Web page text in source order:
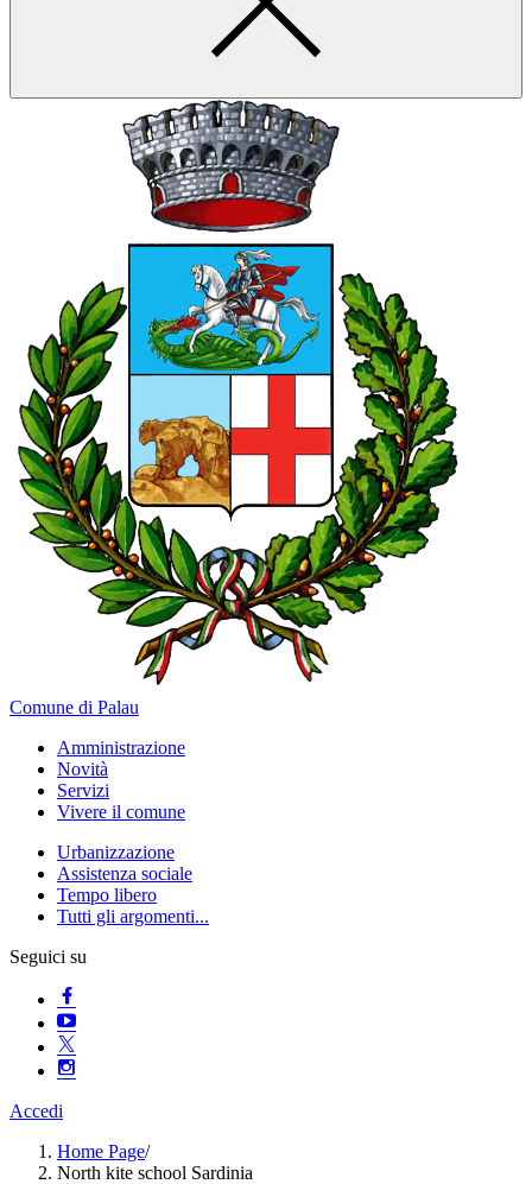
Comune di Palau
Amministrazione
Novità
Servizi
Vivere il comune
Urbanizzazione
Assistenza sociale
Tempo libero
Tutti gli argomenti...
Seguici su
Accedi
Home Page/
North kite school Sardinia